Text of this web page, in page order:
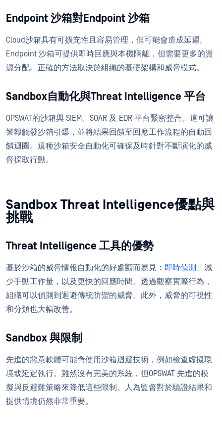
Endpoint 沙箱對Endpoint 沙箱
Cloud沙箱具有可擴充性且容易管理，但可能會造成延遲。
Endpoint 沙箱可提供即時回應與本機隔離，但需要更多的資
源分配。正確的方法取決於組織的基礎架構和威脅模式。
Sandbox自動化與Threat Intelligence 平台
OPSWAT的沙箱與 SIEM、SOAR 及 EDR 平台緊密整合。這可讓
警報觸發沙箱引爆，並將結果回饋至回應工作流程的自動回
饋迴圈。這種沙箱安全自動化可確保及時針對不斷演化的威
脅採取行動。
Sandbox Threat Intelligence優點與
挑戰
Threat Intelligence 工具的優勢
基於沙箱的威脅情報自動化的好處顯而易見： 即時偵測 、減
少手動工作量，以及更快的回應時間。透過觀察實際行為，
組織可以偵測到迴避傳統防禦的威脅。此外，威脅的可視性
和分類也大幅改善。
Sandbox 與限制
先進的惡意軟體可能會使用沙箱迴避技術，例如檢查虛擬環
境或延遲執行。雖然沒有完美的系統，但OPSWAT 先進的模
擬與反避難策略來降低這些限制。人為監督對於驗證結果和
提供情境仍然非常重要。